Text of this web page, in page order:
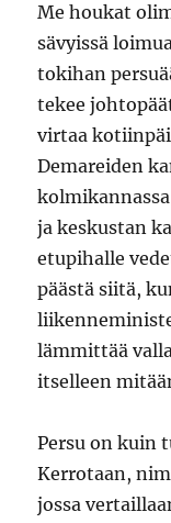
Me houkat
sävyissä
tokihan
tekee
virtaa
Demareiden
ja keskustan
etupihalle
päästä siitä,
lämmittää
itselleen
Persu on kuin
Kerrotaan,
jossa